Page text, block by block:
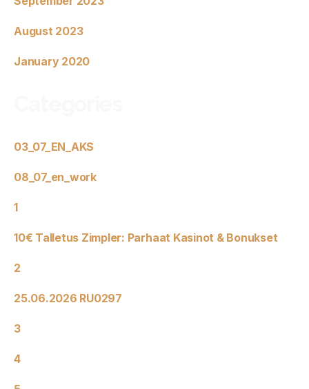
August 2023
January 2020
03_07_EN_AKS
08_07_en_work
1
10€ Talletus Zimpler: Parhaat Kasinot & Bonukset
2
25.06.2026 RU0297
3
4